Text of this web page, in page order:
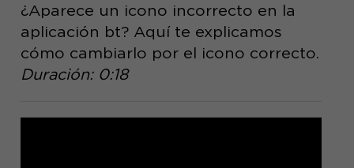
¿Aparece un icono incorrecto en la
aplicación bt? Aquí te explicamos
cómo cambiarlo por el icono correcto.
Duración: 0:18